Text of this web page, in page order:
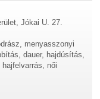
Jókai U. 27.
menyasszonyi
dauer, hajdúsítás,
női